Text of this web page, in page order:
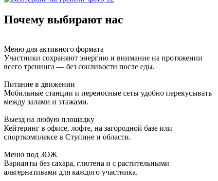
Почему выбирают нас
Меню для активного формата
Участники сохраняют энергию и внимание на протяжении
всего тренинга — без сонливости после еды.
Питание в движении
Мобильные станции и переносные сеты удобно перекусывать
между залами и этажами.
Выезд на любую площадку
Кейтеринг в офисе, лофте, на загородной базе или
спорткомплексе в Ступине и области.
Меню под ЗОЖ
Варианты без сахара, глютена и с растительными
альтернативами для каждого участника.